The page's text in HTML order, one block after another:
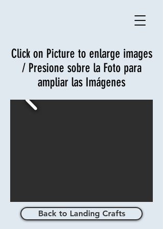
Click on Picture to enlarge images
/ Presione sobre la Foto para
ampliar las Imágenes
Back to Landing Crafts